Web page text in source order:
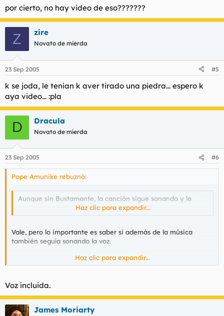
por cierto, no hay video de eso???????
Z zire
Novato de mierda
23 Sep 2005 #5
k se joda, le tenian k aver tirado una piedra... espero k
aya video... :pla
D Dracula
Novato de mierda
23 Sep 2005 #6
Pope Amunike rebuznó:
Aunque sin Bustamante, la canción sigue sonando y la
gente se percata de que es un "play back".
Haz clic para expandir...
Vale, pero lo importante es saber si además de la música
también seguía sonando la voz.
Conclusión: Sabes cuando eres un pringado en lugar de una
estrella pop cuando comienzas a recibir huevazos.
Haz clic para expandir...
Voz incluida.
James Moriarty